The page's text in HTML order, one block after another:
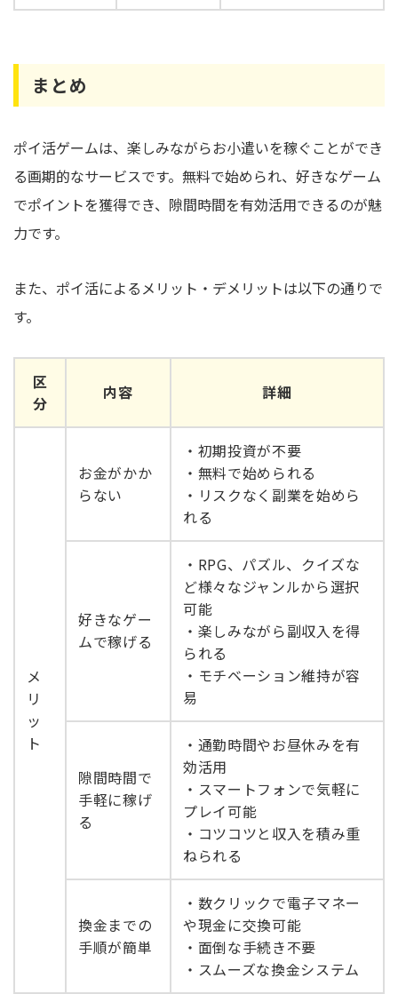
まとめ
ポイ活ゲームは、楽しみながらお小遣いを稼ぐことができ
る画期的なサービスです。無料で始められ、好きなゲーム
でポイントを獲得でき、隙間時間を有効活用できるのが魅
力です。
また、ポイ活によるメリット・デメリットは以下の通りで
す。
区
分
内容 詳細
メ
リ
ッ
ト
お金がかか
らない
・初期投資が不要
・無料で始められる
・リスクなく副業を始めら
れる
好きなゲー
ムで稼げる
・RPG、パズル、クイズな
ど様々なジャンルから選択
可能
・楽しみながら副収入を得
られる
・モチベーション維持が容
易
隙間時間で
手軽に稼げ
る
・通勤時間やお昼休みを有
効活用
・スマートフォンで気軽に
プレイ可能
・コツコツと収入を積み重
ねられる
換金までの
手順が簡単
・数クリックで電子マネー
や現金に交換可能
・面倒な手続き不要
・スムーズな換金システム